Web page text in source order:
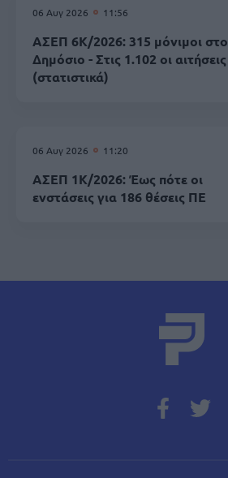
06 Αυγ 2026 11:56
ΑΣΕΠ 6Κ/2026: 315 μόνιμοι στο
Δημόσιο - Στις 1.102 οι αιτήσεις
(στατιστικά)
06 Αυγ 2026 11:20
ΑΣΕΠ 1Κ/2026: Έως πότε οι
ενστάσεις για 186 θέσεις ΠΕ